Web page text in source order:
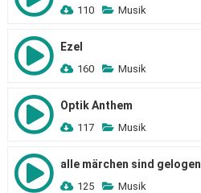
110 Musik
Ezel
160 Musik
Optik Anthem
117 Musik
alle märchen sind gelogen
125 Musik